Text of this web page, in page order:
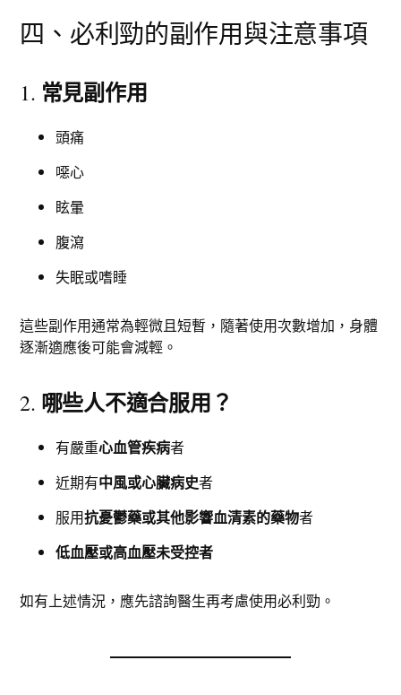
四、必利勁的副作用與注意事項
1. 常見副作用
頭痛
噁心
眩暈
腹瀉
失眠或嗜睡
這些副作用通常為輕微且短暫，隨著使用次數增加，身體
逐漸適應後可能會減輕。
2. 哪些人不適合服用？
有嚴重心血管疾病者
近期有中風或心臟病史者
服用抗憂鬱藥或其他影響血清素的藥物者
低血壓或高血壓未受控者
如有上述情況，應先諮詢醫生再考慮使用必利勁。